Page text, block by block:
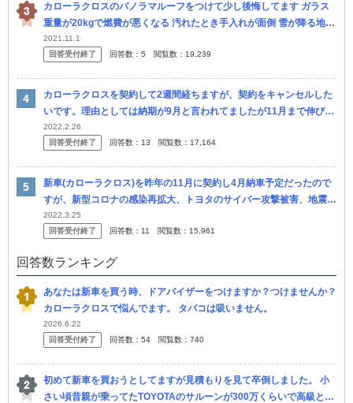
カローラクロスのパノラマルーフをつけて少し後悔してます ガラス
重量が20kgで燃費が悪くなる 汚れたとき手入れが面倒 雪が降る地域
なので霜がかかってシェードの間がカビる 雪をよけたとき傷がつく
夏は
2021.11.1
回答受付終了
回答数： 5 閲覧数： 19,239
カローラクロスを契約して2週間経ちますが、契約をキャンセルした
いです。理由としては納期が9月と言われてましたが11月まで伸びて
流石に長いなと感じたところ、 駐車場の加減で車庫証明がギリギリ
取れる...
2022.2.26
回答受付終了
回答数： 13 閲覧数： 17,164
新車(カローラクロス)を昨年の11月に契約し4月納車予定だったので
すが、新型コロナの感染再拡大、トヨタのサイバー攻撃被害、地震に
よる被害、ウクライナ情勢などが重なり、年内の納車が未定になりま
した...
2022.3.25
回答受付終了
回答数： 11 閲覧数： 15,961
回答数ランキング
あなたは新車を買う時、ドアバイザーをつけますか？つけませんか？
カローラクロスで悩んでます。 タバコは吸いません。
2026.6.22
回答受付終了
回答数： 54 閲覧数： 740
初めて新車を買おうとしてますが見積もりを見て卒倒しました。 小
さい頃昔親が乗ってたTOYOTAのサルーンが300万くらいで高級と言